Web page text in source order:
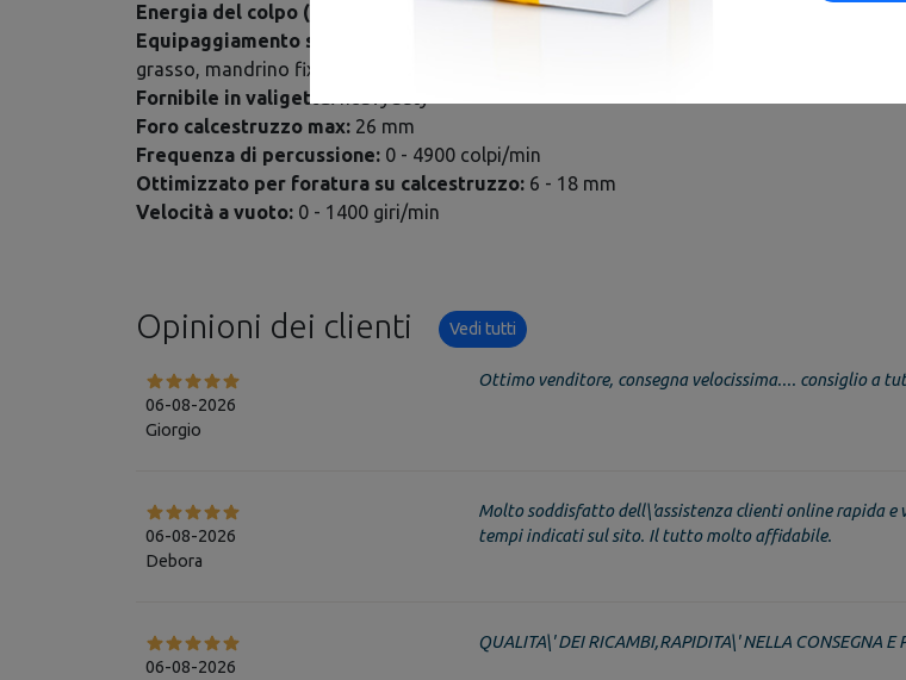
Energia del colpo (j):
Equipaggiamento standard:
grasso, mandrino fixtec 13 mm in metallo
Fornibile in valigetta:
Foro calcestruzzo max: 26 mm
Frequenza di percussione: 0 - 4900 colpi/min
Ottimizzato per foratura su calcestruzzo: 6 - 18 mm
Velocità a vuoto: 0 - 1400 giri/min
Opinioni dei clienti Vedi tutti
06-08-2026
Giorgio
Ottimo venditore, consegna velocissima.... consiglio a
06-08-2026
Debora
Molto soddisfatto dell\'assistenza clienti online rapida e
tempi indicati sul sito. Il tutto molto affidabile.
06-08-2026
QUALITA\' DEI RICAMBI,RAPIDITA\' NELLA CONSEGNA E